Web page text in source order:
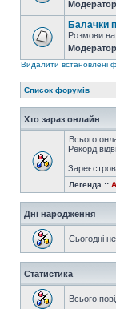
Балачки
Розмови на
Видалити встановлені
Список форумів
Хто зараз онлайн
Всього
Рекорд
Легенда ::
Дні народження
Сьогодні
Статистика
Всього